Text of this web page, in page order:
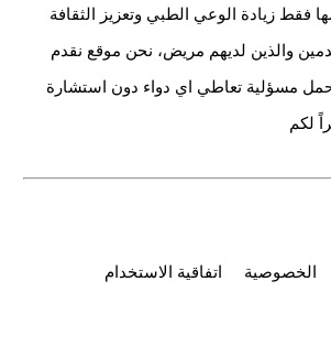
فقط زيادة الوعي الطبي وتعزيز الثقافة
والذين لديهم مريض، نحن موقع نقدم
مسؤلية تعاطي اي دواء دون استشارة
لكم
الخصوصية
اتفاقية الاستخدام